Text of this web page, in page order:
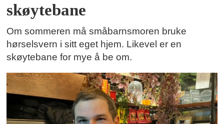
skøytebane
Om sommeren må småbarnsmoren bruke
hørselsvern i sitt eget hjem. Likevel er en
skøytebane for mye å be om.